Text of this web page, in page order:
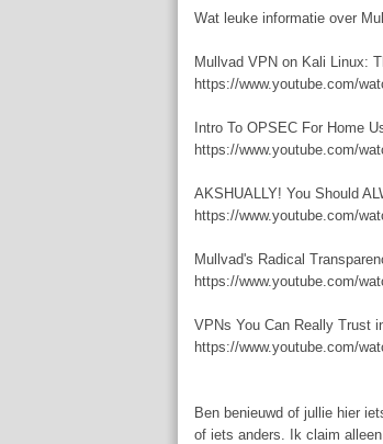
Wat leuke informatie over
Mullvad VPN on Kali Linux:
https://www.youtube.com/
Intro To OPSEC For Home
https://www.youtube.com/
AKSHUALLY! You Should
https://www.youtube.com/
Mullvad's Radical
https://www.youtube.com/
VPNs You Can Really Trust
https://www.youtube.com/
Ben benieuwd of jullie hier
of iets anders. Ik claim